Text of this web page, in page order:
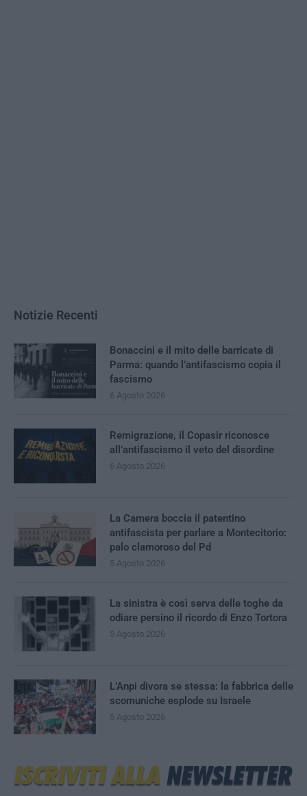
Notizie Recenti
Bonaccini e il mito delle barricate di
Parma: quando l’antifascismo copia il
fascismo
6 Agosto 2026
Remigrazione, il Copasir riconosce
all’antifascismo il veto del disordine
6 Agosto 2026
La Camera boccia il patentino
antifascista per parlare a Montecitorio:
palo clamoroso del Pd
5 Agosto 2026
La sinistra è così serva delle toghe da
odiare persino il ricordo di Enzo Tortora
5 Agosto 2026
L’Anpi divora se stessa: la fabbrica delle
scomuniche esplode su Israele
5 Agosto 2026